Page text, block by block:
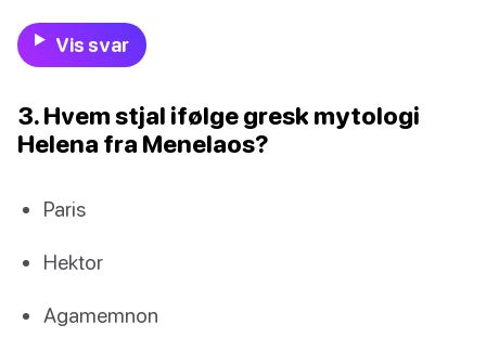
Vis svar
3. Hvem stjal ifølge gresk mytologi
Helena fra Menelaos?
Paris
Hektor
Agamemnon